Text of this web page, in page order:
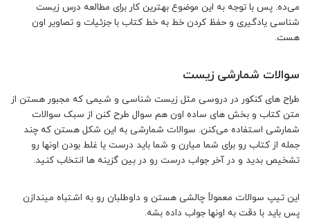
می‌ده. پس با توجه به این موضوع بهترین کار برای مطالعه درس زیست
شناسی یادگیری و حفظ کردن خط به خط کتاب با جزئیات و تصاویر اون
هست.
سوالات شمارشی زیست
طراح های کنکور در دروسی مثل زیست شناسی و شیمی که مجبور هستن از
متن کتاب و بخش های ساده اون هم سوال طرح کنن از سبک سوالات
شمارشی استفاده می‌کنن. سوالات شمارشی به این شکل هستن که چند
جمله از کتاب رو برای شما میارن و شما باید درست یا غلط بودن اونها رو
تشخیص بدید و در آخر جواب درست رو در بین گزینه ها انتخاب کنید.
این تیپ سوالات معمولاً چالشی هستن و داوطلبان رو به اشتباه میندازن
پس باید با دقت به اونها جواب داده بشه.